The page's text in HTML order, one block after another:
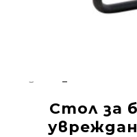
Грижа За
Състояния
Стол за